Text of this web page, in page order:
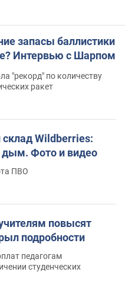
запасы баллистики
Интервью с Шарпом
"рекорд" по количеству
ракет
склад Wildberries:
дым. Фото и видео
ПВО
повысят
подробности
педагогам
студенческих